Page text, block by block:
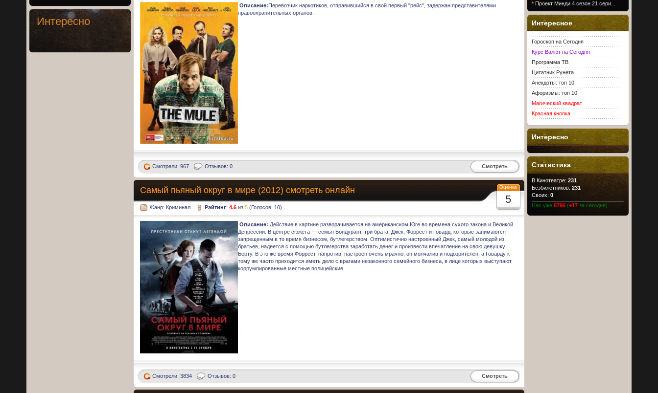
Описание:Перевозчик наркотиков, отправившийся в свой первый "рейс", задержан представителями
правоохранительных органов.
Смотреть
Смотрели: 967 Отзывов: 0
Самый пьяный округ в мире (2012) смотреть онлайн
Жанр: Криминал Рэйтинг: 4.6из 5(Голосов: 10)
Оценка
5
Описание: Действие в картине разворачивается на американском Юге во времена сухого закона и Великой
Депрессии. В центре сюжета — семья Бондурант, три брата, Джек, Форрест и Говард, которые занимаются
запрещенным в то время бизнесом, бутлегерством. Оптимистично настроенный Джек, самый молодой из
братьев, надеется с помощью бутлегерства заработать денег и произвести впечатление на свою девушку
Берту. В это же время Форрест, напротив, настроен очень мрачно, он молчалив и подозрителен, а Говарду к
тому же часто приходится иметь дело с врагами незаконного семейного бизнеса, в лице которых выступают
коррумпированные местные полицейские.
Смотреть
Смотрели: 3834 Отзывов: 0
* Проект Минди 4 сезон 21 сери...
Интересное
Гороскоп на Сегодня
Курс Валют на Сегодня
Программа ТВ
Цитатник Рунета
Анекдоты: топ 10
Афоризмы: топ 10
Магический квадрат
Красная кнопка
Интересно
Статистика
В Кинотеатре:231
Безбилетников:231
Своих:0
Нас уже8796 (+17 за сегодня)
Интересно